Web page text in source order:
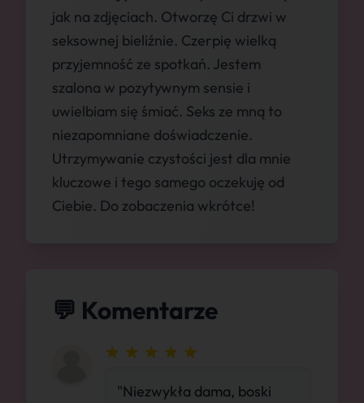
jak na zdjęciach. Otworzę Ci drzwi w
seksownej bieliźnie. Czerpię wielką
przyjemność ze spotkań. Jestem
szalona w pozytywnym sensie i
uwielbiam się śmiać. Seks ze mną to
niezapomniane doświadczenie.
Utrzymywanie czystości jest dla mnie
kluczowe i tego samego oczekuję od
Ciebie. Do zobaczenia wkrótce!
💬 Komentarze
"Niezwykła dama, boski